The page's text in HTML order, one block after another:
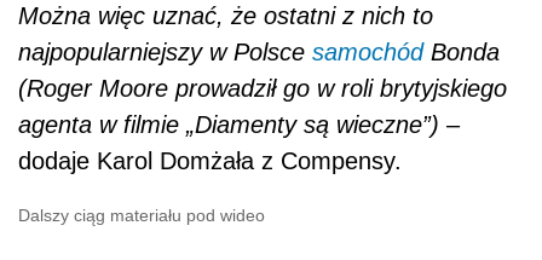
Można więc uznać, że ostatni z nich to
najpopularniejszy w Polsce samochódBonda
(Roger Moore prowadził go w roli brytyjskiego
agenta w filmie „Diamenty są wieczne”) –
dodaje Karol Domżała z Compensy.
Dalszy ciąg materiału pod wideo